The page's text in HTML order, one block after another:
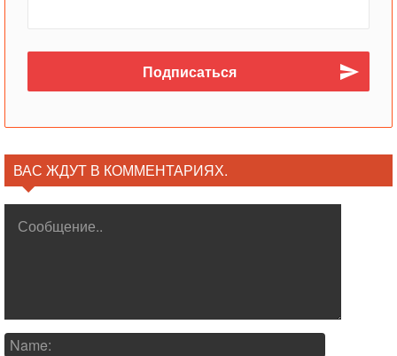
ВАС ЖДУТ В КОММЕНТАРИЯХ.